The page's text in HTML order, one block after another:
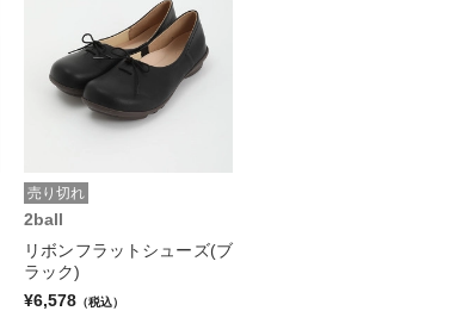
売り切れ
2ball
リボンフラットシューズ(ブ
ラック)
¥6,578 （税込）